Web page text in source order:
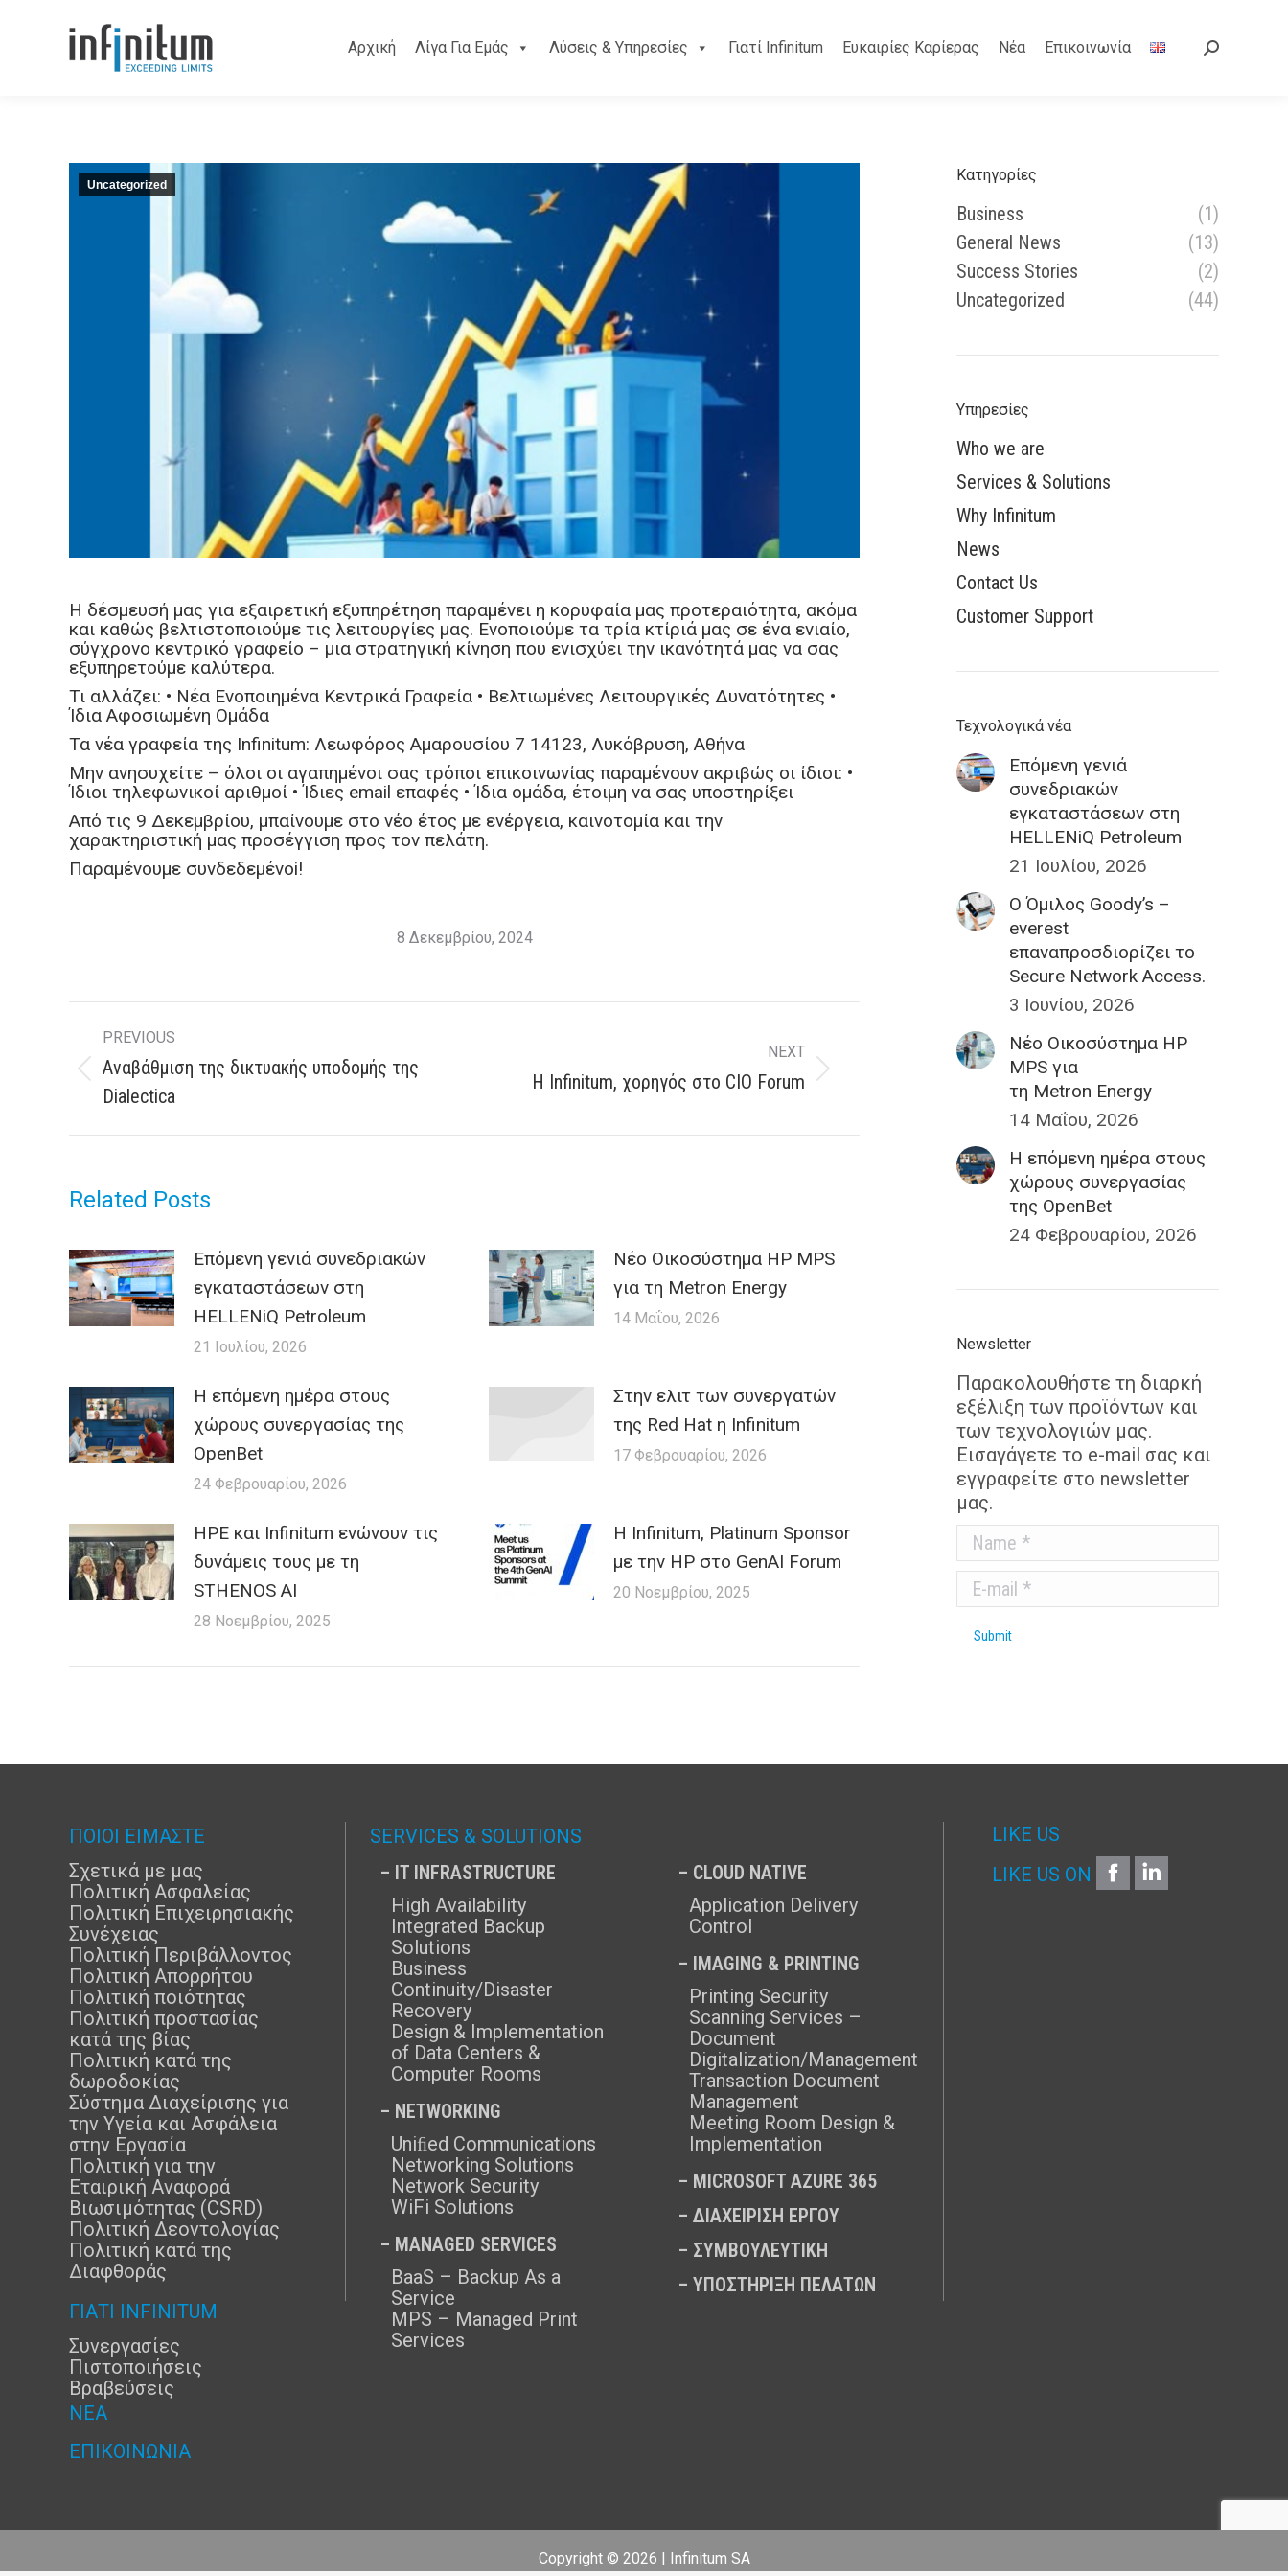
Αρχική Λίγα Για Εμάς Λύσεις & Υπηρεσίες Γιατί Infinitum Ευκαιρίες Καρίερας Νέα Επικοινωνία Search:
Uncategorized
Η δέσμευσή μας για εξαιρετική εξυπηρέτηση παραμένει η κορυφαία μας προτεραιότητα, ακόμα
και καθώς βελτιστοποιούμε τις λειτουργίες μας. Ενοποιούμε τα τρία κτίριά μας σε ένα ενιαίο,
σύγχρονο κεντρικό γραφείο – μια στρατηγική κίνηση που ενισχύει την ικανότητά μας να σας
εξυπηρετούμε καλύτερα.
Τι αλλάζει: • Νέα Ενοποιημένα Κεντρικά Γραφεία • Βελτιωμένες Λειτουργικές Δυνατότητες •
Ίδια Αφοσιωμένη Ομάδα
Τα νέα γραφεία της Ιnfinitum: Λεωφόρος Αμαρουσίου 7 14123, Λυκόβρυση, Αθήνα
Μην ανησυχείτε – όλοι οι αγαπημένοι σας τρόποι επικοινωνίας παραμένουν ακριβώς οι ίδιοι: •
Ίδιοι τηλεφωνικοί αριθμοί • Ίδιες email επαφές • Ίδια ομάδα, έτοιμη να σας υποστηρίξει
Από τις 9 Δεκεμβρίου, μπαίνουμε στο νέο έτος με ενέργεια, καινοτομία και την
χαρακτηριστική μας προσέγγιση προς τον πελάτη.
Παραμένουμε συνδεδεμένοi!
8 Δεκεμβρίου, 2024
Post
navigation
PREVIOUS
Previous
post:
Aναβάθμιση της δικτυακής υποδομής της
Dialectica
NEXT
Η Infinitum, χορηγός στο CIO Forum
Related Posts
Επόμενη γενιά συνεδριακών
εγκαταστάσεων στη
HELLENiQ Petroleum
21 Ιουλίου, 2026
Nέο Οικοσύστημα HP MPS
για τη Metron Energy
14 Μαΐου, 2026
H επόμενη ημέρα στους
χώρους συνεργασίας της
OpenBet
24 Φεβρουαρίου, 2026
Στην ελιτ των συνεργατών
της Red Hat η Infinitum
17 Φεβρουαρίου, 2026
HPE και Infinitum ενώνουν τις
δυνάμεις τους με τη
STHENOS AI
28 Νοεμβρίου, 2025
Η Infinitum, Platinum Sponsor
με την HP στο GenAI Forum
20 Νοεμβρίου, 2025
Κατηγορίες
Business
(1)
General News
(13)
Success Stories
(2)
Uncategorized
(44)
Υπηρεσίες
Who we are
Services & Solutions
Why Infinitum
News
Contact Us
Customer Support
Τεχνολογικά νέα
Επόμενη γενιά
συνεδριακών
εγκαταστάσεων στη
HELLENiQ Petroleum
21 Ιουλίου, 2026
Ο Όμιλος Goody’s –
everest
επαναπροσδιορίζει το
Secure Network Access.
3 Ιουνίου, 2026
Nέο Οικοσύστημα HP
MPS για
τη Metron Energy
14 Μαΐου, 2026
H επόμενη ημέρα στους
χώρους συνεργασίας
της OpenBet
24 Φεβρουαρίου, 2026
Newsletter
Παρακολουθήστε τη διαρκή
εξέλιξη των προϊόντων και
των τεχνολογιών μας.
Εισαγάγετε το e-mail σας και
εγγραφείτε στο newsletter
μας.
Name *
E-mail *
Submit
ΠΟΙΟΙ ΕΙΜΑΣΤΕ
Σχετικά με μας
Πολιτική Ασφαλείας
Πολιτική Επιχειρησιακής
Συνέχειας
Πολιτική Περιβάλλοντος
Πολιτική Απορρήτου
Πολιτική ποιότητας
Πολιτική προστασίας
κατά της βίας
Πολιτική κατά της
δωροδοκίας
Σύστημα Διαχείρισης για
την Υγεία και Ασφάλεια
στην Εργασία
Πολιτική για την
Εταιρική Αναφορά
Βιωσιμότητας (CSRD)
Πολιτική Δεοντολογίας
Πολιτική κατά της
Διαφθοράς
ΓΙΑΤΊ INFINITUM
Συνεργασίες
Πιστοποιήσεις
Βραβεύσεις
ΝΈΑ
ΕΠΙΚΟΙΝΩΝΊΑ
SERVICES & SOLUTIONS
– IT INFRASTRUCTURE
High Availability
Integrated Backup
Solutions
Business
Continuity/Disaster
Recovery
Design & Implementation
of Data Centers &
Computer Rooms
– NETWORKING
Uniﬁed Communications
Networking Solutions
Network Security
WiFi Solutions
– MANAGED SERVICES
BaaS – Backup As a
Service
MPS – Managed Print
Services
– CLOUD NATIVE
Application Delivery
Control
– IMAGING & PRINTING
Printing Security
Scanning Services –
Document
Digitalization/Management
Transaction Document
Management
Meeting Room Design &
Implementation
– MICROSOFT AZURE 365
– ΔΙΑΧΕΙΡΙΣΗ ΕΡΓΟΥ
– ΣΥΜΒΟΥΛΕΥΤΙΚΗ
– ΥΠΟΣΤΗΡΙΞΗ ΠΕΛΑΤΩΝ
LIKE US
LIKE US ON
FACEBOOK
Copyright © 2026 | Infinitum SA